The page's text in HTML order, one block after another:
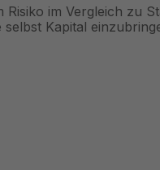
im Vergleich zu
Kapital